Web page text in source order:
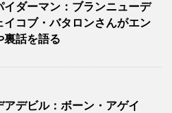
イダーマン：ブランニューデ
イコブ・バタロンさんがエン
裏話を語る
アデビル：ボーン・アゲイ